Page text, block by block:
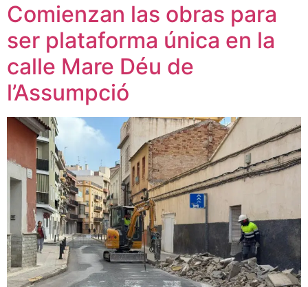
Comienzan las obras para
ser plataforma única en la
calle Mare Déu de
l’Assumpció